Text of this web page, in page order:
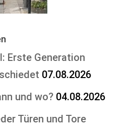
Erste Generation
07.08.2026
und wo? 04.08.2026
Türen und Tore